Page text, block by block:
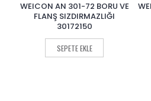
0
out
of
5
WEICON AN 301-70 CİVATA
SABİTLEME 30170150
SEPETE EKLE